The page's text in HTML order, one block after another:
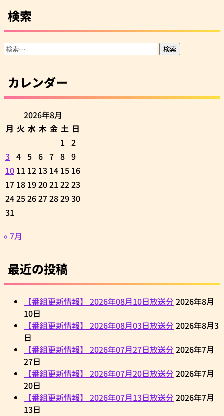
検索
検
カレンダー
2026年8月
月 火 水 木 金 土 日
1 2
3 4 5 6 7 8 9
10 11 12 13 14 15 16
17 18 1920212223
24252627282930
31
« 7月
最近の投稿
【番組更新情報】 2026年08月10日放送分2026年8月
10日
【番組更新情報】 2026年08月03日放送分2026年8月3
日
【番組更新情報】 2026年07月27日放送分2026年7月
27日
【番組更新情報】 2026年07月20日放送分2026年7月
20日
【番組更新情報】 2026年07月13日放送分2026年7月
13日